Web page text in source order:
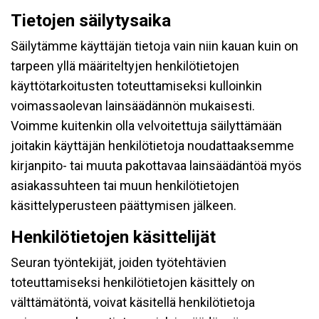
Tietojen säilytysaika
Säilytämme käyttäjän tietoja vain niin kauan kuin on
tarpeen yllä määriteltyjen henkilötietojen
käyttötarkoitusten toteuttamiseksi kulloinkin
voimassaolevan lainsäädännön mukaisesti.
Voimme kuitenkin olla velvoitettuja säilyttämään
joitakin käyttäjän henkilötietoja noudattaaksemme
kirjanpito- tai muuta pakottavaa lainsäädäntöä myös
asiakassuhteen tai muun henkilötietojen
käsittelyperusteen päättymisen jälkeen.
Henkilötietojen käsittelijät
Seuran työntekijät, joiden työtehtävien
toteuttamiseksi henkilötietojen käsittely on
välttämätöntä, voivat käsitellä henkilötietoja